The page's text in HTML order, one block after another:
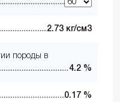
2.73 кг/см3
породы в
4.2 %
0.17 %